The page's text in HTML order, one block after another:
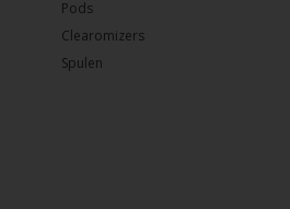
Pods
Clearomizers
Spulen